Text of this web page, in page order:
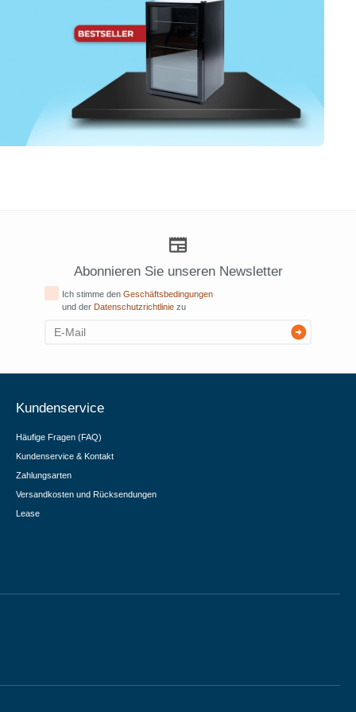
Abonnieren Sie unseren Newsletter
Ich stimme denGeschäftsbedingungen
und der Datenschutzrichtlinie zu
Kundenservice
Häufige Fragen (FAQ)
Kundenservice & Kontakt
Zahlungsarten
Versandkosten und Rücksendungen
Lease